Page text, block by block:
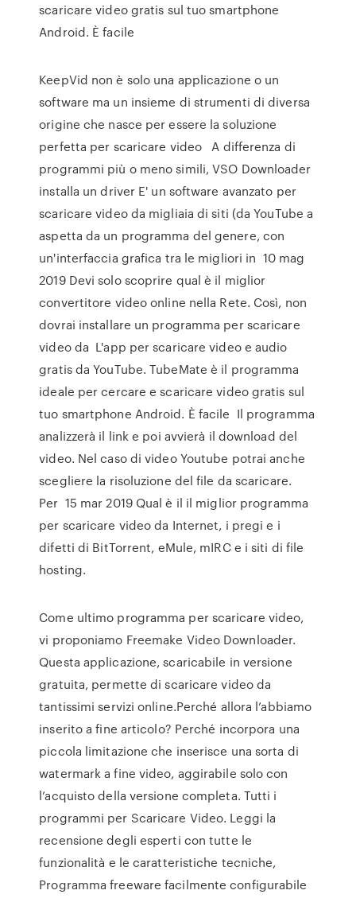
scaricare video gratis sul tuo smartphone
Android. È facile
KeepVid non è solo una applicazione o un
software ma un insieme di strumenti di diversa
origine che nasce per essere la soluzione
perfetta per scaricare video A differenza di
programmi più o meno simili, VSO Downloader
installa un driver E' un software avanzato per
scaricare video da migliaia di siti (da YouTube a
aspetta da un programma del genere, con
un'interfaccia grafica tra le migliori in 10 mag
2019 Devi solo scoprire qual è il miglior
convertitore video online nella Rete. Così, non
dovrai installare un programma per scaricare
video da L'app per scaricare video e audio
gratis da YouTube. TubeMate è il programma
ideale per cercare e scaricare video gratis sul
tuo smartphone Android. È facile Il programma
analizzerà il link e poi avvierà il download del
video. Nel caso di video Youtube potrai anche
scegliere la risoluzione del file da scaricare.
Per 15 mar 2019 Qual è il il miglior programma
per scaricare video da Internet, i pregi e i
difetti di BitTorrent, eMule, mIRC e i siti di file
hosting.
Come ultimo programma per scaricare video,
vi proponiamo Freemake Video Downloader.
Questa applicazione, scaricabile in versione
gratuita, permette di scaricare video da
tantissimi servizi online.Perché allora l’abbiamo
inserito a fine articolo? Perché incorpora una
piccola limitazione che inserisce una sorta di
watermark a fine video, aggirabile solo con
l’acquisto della versione completa. Tutti i
programmi per Scaricare Video. Leggi la
recensione degli esperti con tutte le
funzionalità e le caratteristiche tecniche,
Programma freeware facilmente configurabile